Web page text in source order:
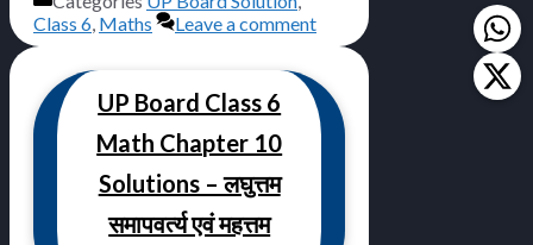
Class 6 Maths Leave a comment
UP Board Class 6
Math Chapter 10
Solutions – लघुत्तम
समापवर्त्य एवं महत्तम